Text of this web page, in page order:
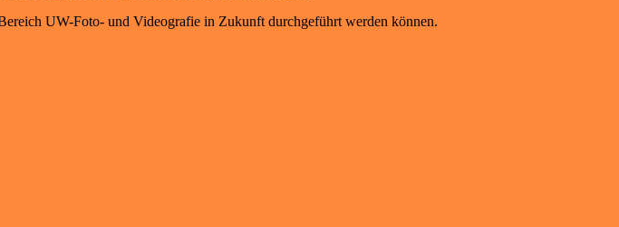
UW-Foto- und Videografie in Zukunft durchgeführt werden können.